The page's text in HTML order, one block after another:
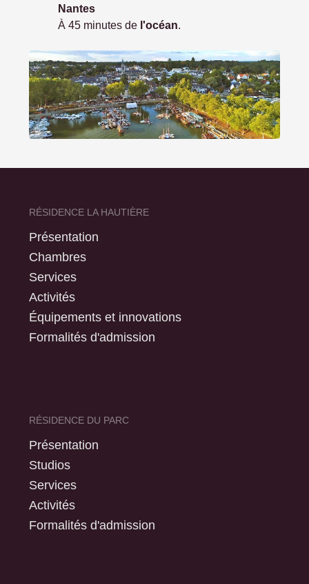
Nantes
À 45 minutes de l'océan.
RÉSIDENCE LA HAUTIÈRE
Présentation
Chambres
Services
Activités
Équipements et innovations
Formalités d'admission
RÉSIDENCE DU PARC
Présentation
Studios
Services
Activités
Formalités d'admission